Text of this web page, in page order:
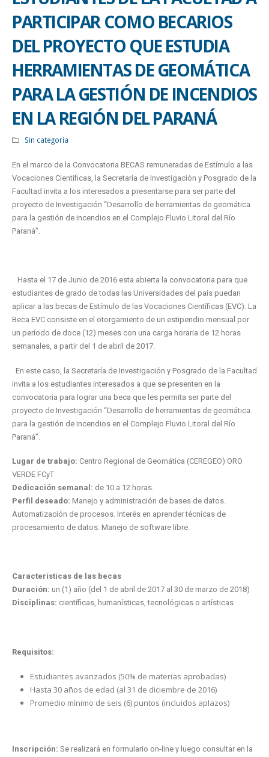
PARTICIPAR COMO BECARIOS
DEL PROYECTO QUE ESTUDIA
HERRAMIENTAS DE GEOMÁTICA
PARA LA GESTIÓN DE INCENDIOS
EN LA REGIÓN DEL PARANÁ
Sin categoría
En el marco de la Convocatoria BECAS remuneradas de Estímulo a las
Vocaciones Científicas, la Secretaría de Investigación y Posgrado de la
Facultad invita a los interesados a presentarse para ser parte del
proyecto de Investigación “Desarrollo de herramientas de geomática
para la gestión de incendios en el Complejo Fluvio Litoral del Río
Paraná”.
Hasta el 17 de Junio de 2016 esta abierta la convocatoria para que
estudiantes de grado de todas las Universidades del país puedan
aplicar a las becas de Estímulo de las Vocaciones Científicas (EVC). La
Beca EVC consiste en el otorgamiento de un estipendio mensual por
un período de doce (12) meses con una carga horaria de 12 horas
semanales, a partir del 1 de abril de 2017.
En este caso, la Secretaría de Investigación y Posgrado de la Facultad
invita a los estudiantes interesados a que se presenten en la
convocatoria para lograr una beca que les permita ser parte del
proyecto de Investigación “Desarrollo de herramientas de geomática
para la gestión de incendios en el Complejo Fluvio Litoral del Río
Paraná”.
Lugar de trabajo: Centro Regional de Geomática (CEREGEO) ORO
VERDE FCyT
Dedicación semanal: de 10 a 12 horas.
Perfil deseado: Manejo y administración de bases de datos.
Automatización de procesos. Interés en aprender técnicas de
procesamiento de datos. Manejo de software libre.
Características de las becas
Duración: un (1) año (del 1 de abril de 2017 al 30 de marzo de 2018)
Disciplinas: científicas, humanísticas, tecnológicas o artísticas
Requisitos:
Estudiantes avanzados (50% de materias aprobadas)
Hasta 30 años de edad (al 31 de diciembre de 2016)
Promedio mínimo de seis (6) puntos (incluidos aplazos)
Inscripción: Se realizará en formulario on-line y luego consultar en la